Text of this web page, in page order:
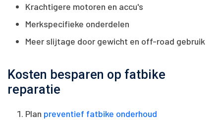
Krachtigere motoren en accu's
Merkspecifieke onderdelen
Meer slijtage door gewicht en off-road gebruik
Kosten besparen op fatbike
reparatie
Plan preventief fatbike onderhoud